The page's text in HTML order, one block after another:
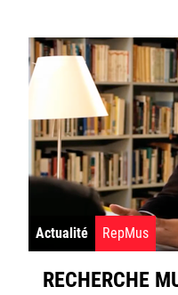
Actualité RepMus
RECHERCHE